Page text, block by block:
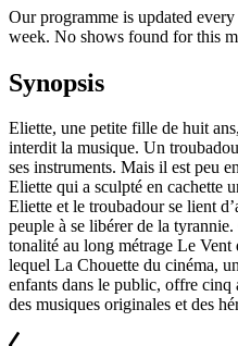
Our programme is updated
week. No shows found for this
Synopsis
Eliette, une petite fille de huit
interdit la musique. Un
ses instruments. Mais il est peu
Eliette qui a sculpté en cachette
Eliette et le troubadour se lient
peuple à se libérer de la
tonalité au long métrage Le Vent
lequel La Chouette du cinéma,
enfants dans le public, offre cinq
des musiques originales et des